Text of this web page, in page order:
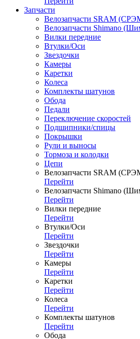
Запчасти
Велозапчасти SRAM
Велозапчасти Shimano
Вилки передние
Втулки/Оси
Звездочки
Камеры
Каретки
Колеса
Комплекты шатунов
Обода
Педали
Переключение скоростей
Подшипники/спицы
Покрышки
Рули и выносы
Тормоза и колодки
Цепи
Велозапчасти SRAM
Перейти
Велозапчасти Shimano
Перейти
Вилки передние
Перейти
Втулки/Оси
Перейти
Звездочки
Перейти
Камеры
Перейти
Каретки
Перейти
Колеса
Перейти
Комплекты шатунов
Перейти
Обода